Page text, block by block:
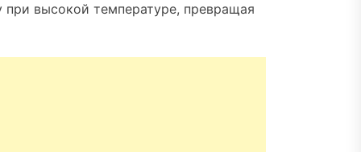
высокой температуре, превращая